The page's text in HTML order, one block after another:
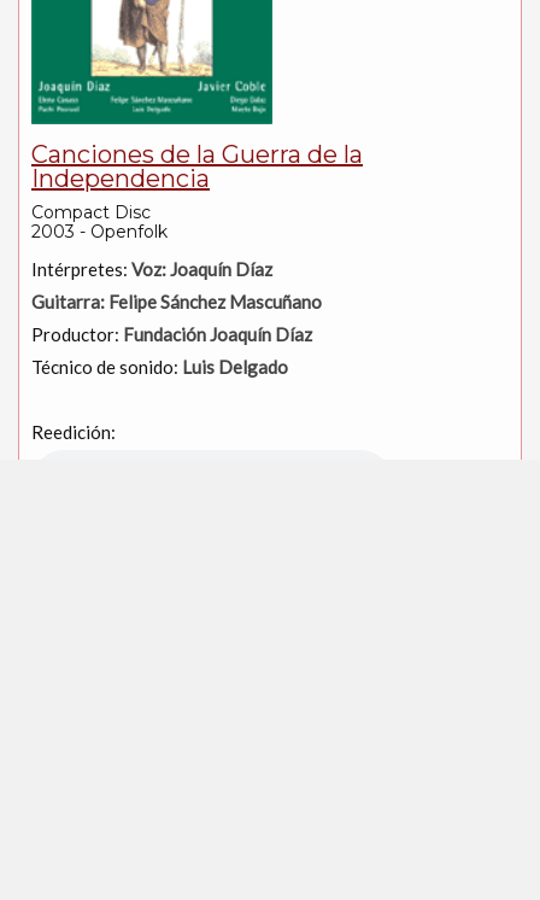
Canciones de la Guerra de la
Independencia
Compact Disc
2003 - Openfolk
Intérpretes: Voz: Joaquín Díaz
Guitarra: Felipe Sánchez Mascuñano
Productor: Fundación Joaquín Díaz
Técnico de sonido: Luis Delgado
Reedición: